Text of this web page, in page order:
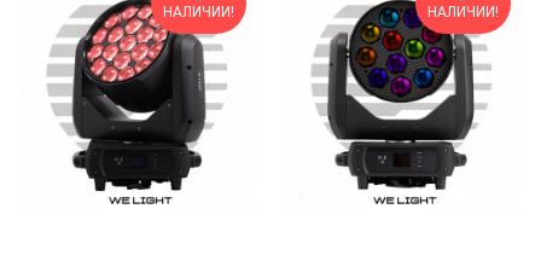
НАЛИЧИИ!
НАЛИЧИИ!